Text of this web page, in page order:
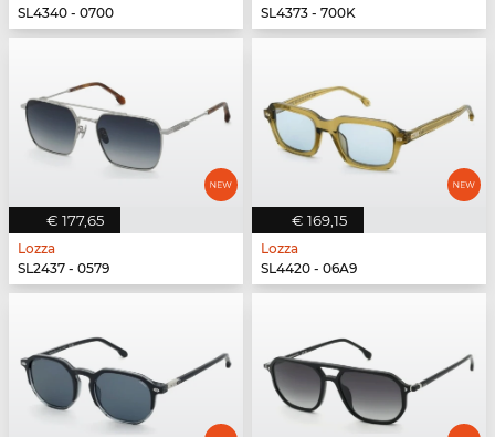
SL4340 - 0700
SL4373 - 700K
€ 177,65
Lozza
SL2437 - 0579
€ 169,15
Lozza
SL4420 - 06A9